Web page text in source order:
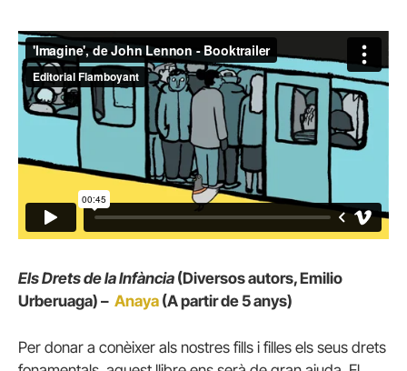
Els Drets de la Infància (Diversos autors, Emilio
Urberuaga) – Anaya (A partir de 5 anys)
Per donar a conèixer als nostres fills i filles els seus drets